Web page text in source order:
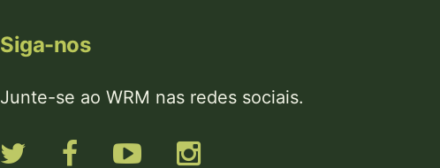
Siga-nos
Junte-se ao WRM nas redes sociais.